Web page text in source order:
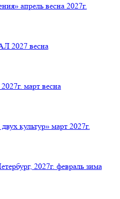
апрель весна 2027г.
2027 весна
март весна
культур» март 2027г.
2027г. февраль зима